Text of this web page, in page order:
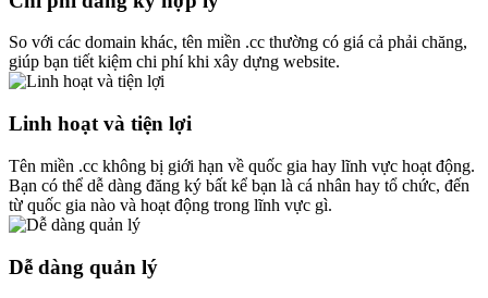
So với các domain khác, tên miền .cc thường có giá cả phải chăng,
giúp bạn tiết kiệm chi phí khi xây dựng website.
Linh hoạt và tiện lợi
Tên miền .cc không bị giới hạn về quốc gia hay lĩnh vực hoạt động.
Bạn có thể dễ dàng đăng ký bất kể bạn là cá nhân hay tổ chức, đến
từ quốc gia nào và hoạt động trong lĩnh vực gì.
Dễ dàng quản lý